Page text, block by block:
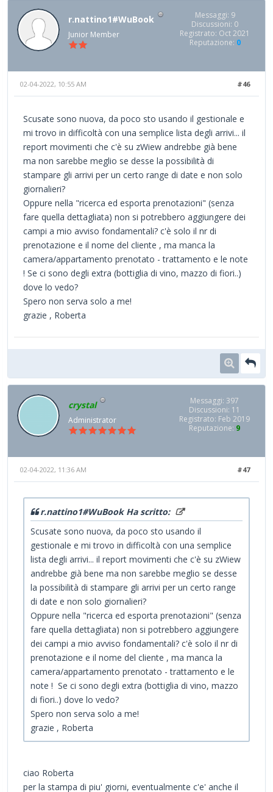
r.nattino1#WuBook
Junior Member
Messaggi: 9
Discussioni: 0
Registrato: Oct 2021
Reputazione: 0
#46
02-04-2022, 10:55 AM
Scusate sono nuova, da poco sto usando il gestionale e
mi trovo in difficoltà con una semplice lista degli arrivi... il
report movimenti che c'è su zWiew andrebbe già bene
ma non sarebbe meglio se desse la possibilità di
stampare gli arrivi per un certo range di date e non solo
giornalieri?
Oppure nella "ricerca ed esporta prenotazioni" (senza
fare quella dettagliata) non si potrebbero aggiungere dei
campi a mio avviso fondamentali? c'è solo il nr di
prenotazione e il nome del cliente , ma manca la
camera/appartamento prenotato - trattamento e le note
! Se ci sono degli extra (bottiglia di vino, mazzo di fiori..)
dove lo vedo?
Spero non serva solo a me!
grazie , Roberta
crystal
Administrator
Messaggi: 397
Discussioni: 11
Registrato: Feb 2019
Reputazione: 9
#47
02-04-2022, 11:36 AM
r.nattino1#WuBook Ha scritto:
Scusate sono nuova, da poco sto usando il
gestionale e mi trovo in difficoltà con una semplice
lista degli arrivi... il report movimenti che c'è su zWiew
andrebbe già bene ma non sarebbe meglio se desse
la possibilità di stampare gli arrivi per un certo range
di date e non solo giornalieri?
Oppure nella "ricerca ed esporta prenotazioni" (senza
fare quella dettagliata) non si potrebbero aggiungere
dei campi a mio avviso fondamentali? c'è solo il nr di
prenotazione e il nome del cliente , ma manca la
camera/appartamento prenotato - trattamento e le
note ! Se ci sono degli extra (bottiglia di vino, mazzo
di fiori..) dove lo vedo?
Spero non serva solo a me!
grazie , Roberta
ciao Roberta
per la stampa di piu' giorni, eventualmente c'e' anche il